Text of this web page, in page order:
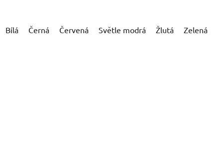
Bílá Černá Červená Světle modrá Žlutá Zelená